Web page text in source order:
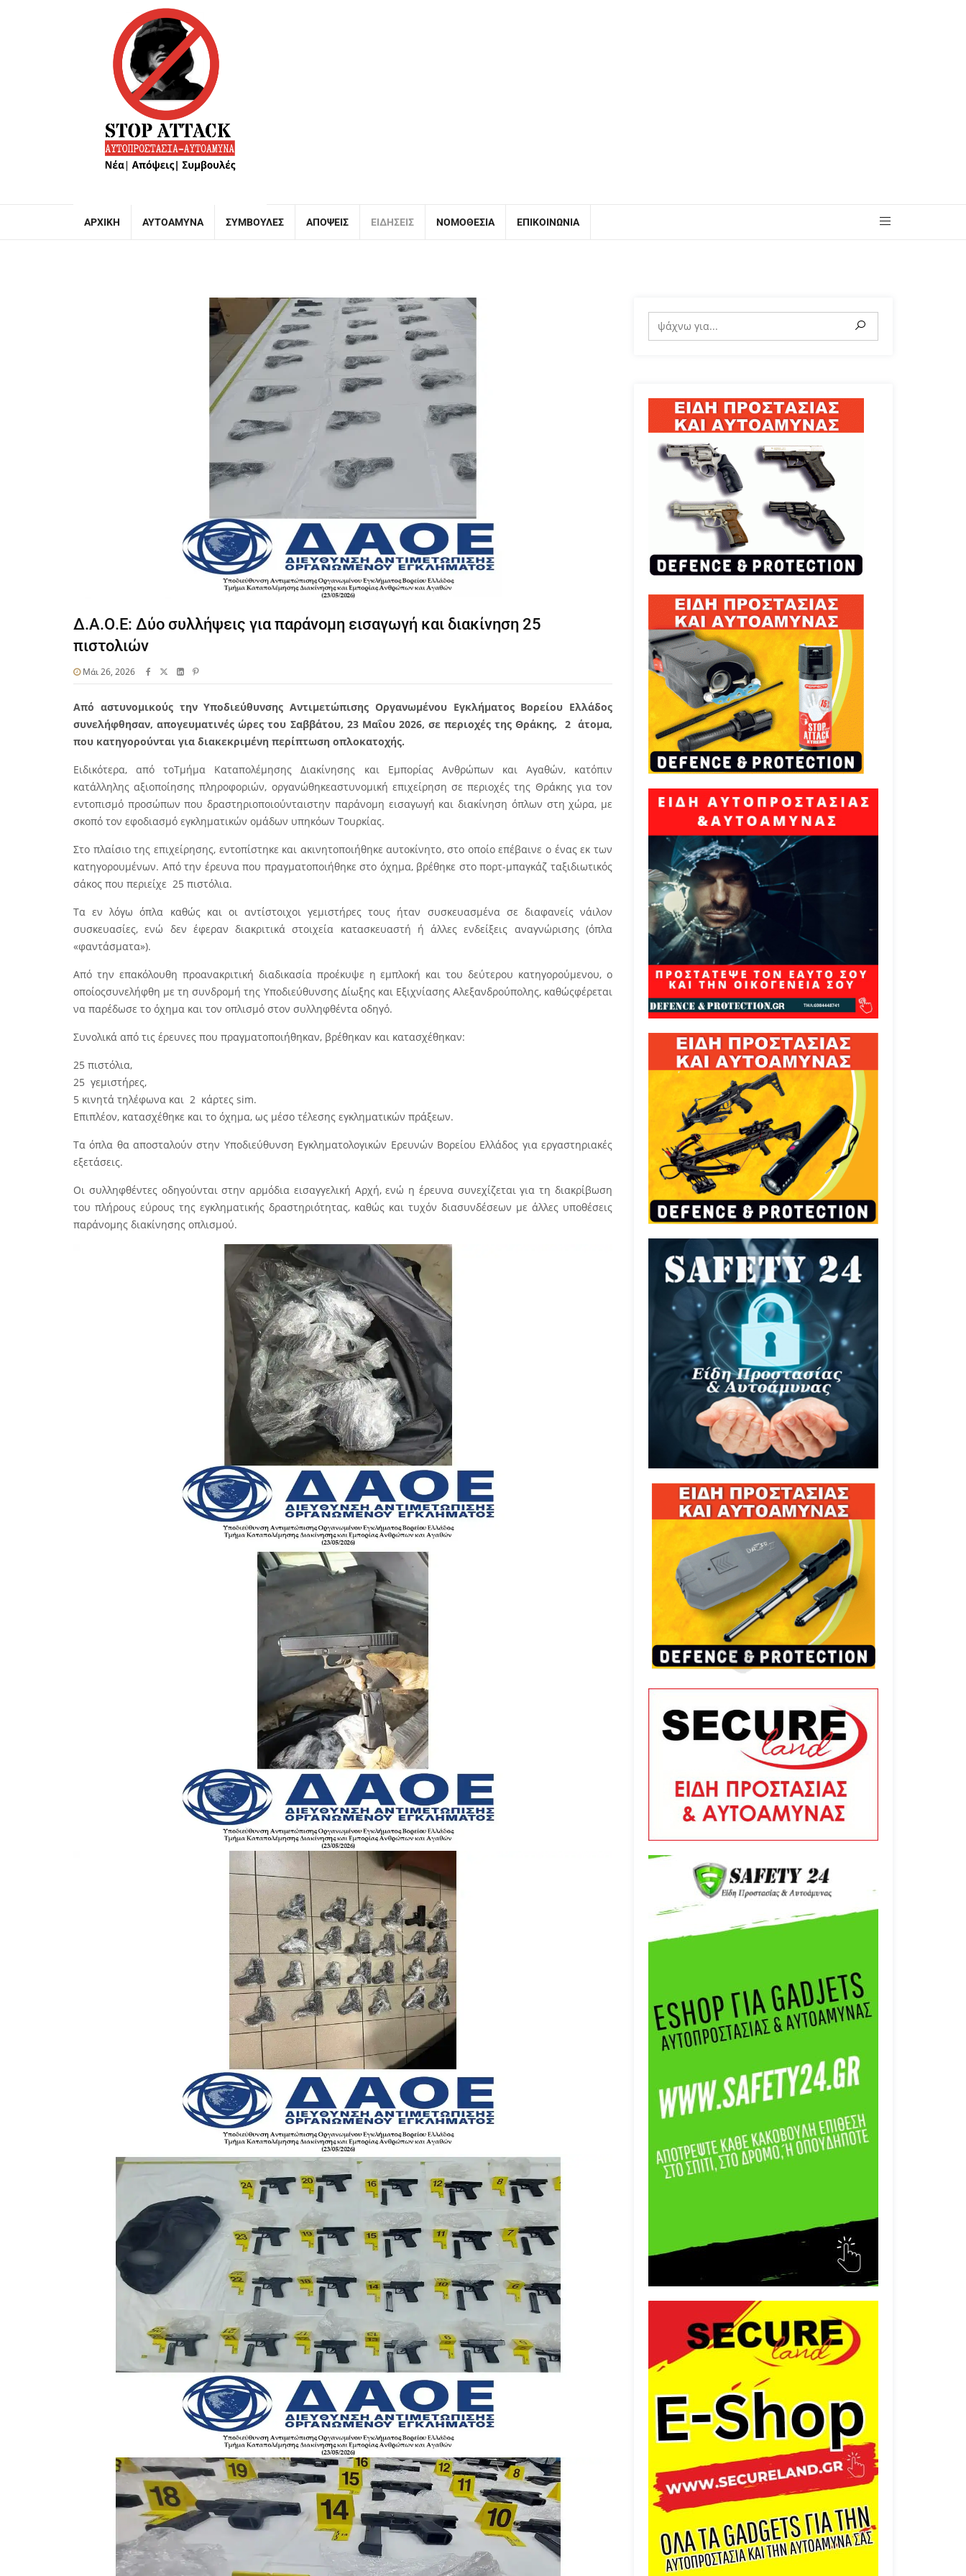
ΑΡΧΙΚΉ ΑΥΤΟΆΜΥΝΑ ΣΥΜΒΟΥΛΈΣ ΑΠΌΨΕΙΣ ΕΙΔΉΣΕΙΣ ΝΟΜΟΘΕΣΊΑ ΕΠΙΚΟΙΝΩΝΊΑ
Δ.Α.Ο.Ε: Δύο συλλήψεις για παράνομη εισαγωγή και διακίνηση 25
πιστολιών
Μάι 26, 2026
Από αστυνομικούς την Υποδιεύθυνσης Αντιμετώπισης Οργανωμένου Εγκλήματος Βορείου Ελλάδος
συνελήφθησαν, απογευματινές ώρες του Σαββάτου, 23 Μαΐου 2026, σε περιοχές της Θράκης, 2 άτομα,
που κατηγορούνται για διακεκριμένη περίπτωση οπλοκατοχής.
Ειδικότερα, από τοΤμήμα Καταπολέμησης Διακίνησης και Εμπορίας Ανθρώπων και Αγαθών, κατόπιν
κατάλληλης αξιοποίησης πληροφοριών, οργανώθηκεαστυνομική επιχείρηση σε περιοχές της Θράκης για τον
εντοπισμό προσώπων που δραστηριοποιούνταιστην παράνομη εισαγωγή και διακίνηση όπλων στη χώρα, με
σκοπό τον εφοδιασμό εγκληματικών ομάδων υπηκόων Τουρκίας.
Στο πλαίσιο της επιχείρησης, εντοπίστηκε και ακινητοποιήθηκε αυτοκίνητο, στο οποίο επέβαινε ο ένας εκ των
κατηγορουμένων. Από την έρευνα που πραγματοποιήθηκε στο όχημα, βρέθηκε στο πορτ-μπαγκάζ ταξιδιωτικός
σάκος που περιείχε 25 πιστόλια.
Τα εν λόγω όπλα καθώς και οι αντίστοιχοι γεμιστήρες τους ήταν συσκευασμένα σε διαφανείς νάιλον
συσκευασίες, ενώ δεν έφεραν διακριτικά στοιχεία κατασκευαστή ή άλλες ενδείξεις αναγνώρισης (όπλα
«φαντάσματα»).
Από την επακόλουθη προανακριτική διαδικασία προέκυψε η εμπλοκή και του δεύτερου κατηγορούμενου, ο
οποίοςσυνελήφθη με τη συνδρομή της Υποδιεύθυνσης Δίωξης και Εξιχνίασης Αλεξανδρούπολης, καθώςφέρεται
να παρέδωσε το όχημα και τον οπλισμό στον συλληφθέντα οδηγό.
Συνολικά από τις έρευνες που πραγματοποιήθηκαν, βρέθηκαν και κατασχέθηκαν:
25 πιστόλια,
25 γεμιστήρες,
5 κινητά τηλέφωνα και 2 κάρτες sim.
Επιπλέον, κατασχέθηκε και το όχημα, ως μέσο τέλεσης εγκληματικών πράξεων.
Τα όπλα θα αποσταλούν στην Υποδιεύθυνση Εγκληματολογικών Ερευνών Βορείου Ελλάδος για εργαστηριακές
εξετάσεις.
Οι συλληφθέντες οδηγούνται στην αρμόδια εισαγγελική Αρχή, ενώ η έρευνα συνεχίζεται για τη διακρίβωση
του πλήρους εύρους της εγκληματικής δραστηριότητας, καθώς και τυχόν διασυνδέσεων με άλλες υποθέσεις
παράνομης διακίνησης οπλισμού.